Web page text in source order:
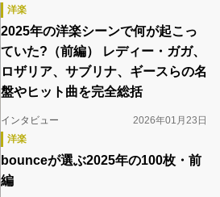
洋楽
2025年の洋楽シーンで何が起こっ
ていた?（前編） レディー・ガガ、
ロザリア、サブリナ、ギースらの名
盤やヒット曲を完全総括
インタビュー
2026年01月23日
洋楽
bounceが選ぶ2025年の100枚・前
編